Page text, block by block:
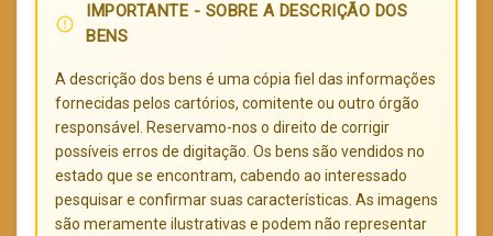
error_outline
IMPORTANTE - SOBRE A DESCRIÇÃO DOS
BENS
A descrição dos bens é uma cópia fiel das informações
fornecidas pelos cartórios, comitente ou outro órgão
responsável. Reservamo-nos o direito de corrigir
possíveis erros de digitação. Os bens são vendidos no
estado que se encontram, cabendo ao interessado
pesquisar e confirmar suas características. As imagens
são meramente ilustrativas e podem não representar